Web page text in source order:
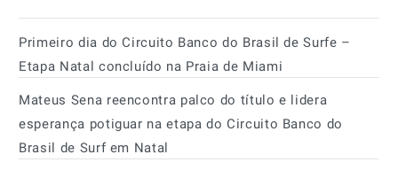
Primeiro dia do Circuito Banco do Brasil de Surfe –
Etapa Natal concluído na Praia de Miami
Mateus Sena reencontra palco do título e lidera
esperança potiguar na etapa do Circuito Banco do
Brasil de Surf em Natal